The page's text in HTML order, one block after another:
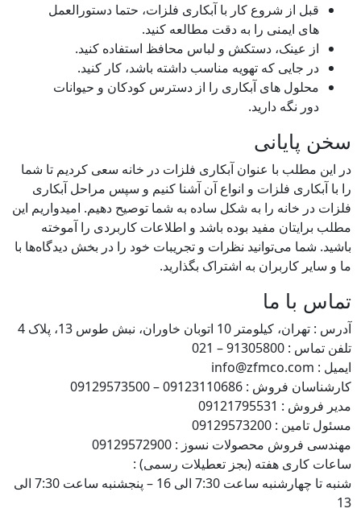
از شروع کار با آبکاری فلزات، حتما دستورالعمل
ایمنی را به دقت مطالعه کنید.
عینک، دستکش و لباس محافظ استفاده کنید.
جایی که تهویه مناسب داشته باشد، کار کنید.
های آبکاری را از دسترس کودکان و حیوانات
نگه دارید.
با عنوان آبکاری فلزات در خانه سعی کردیم تا شما
فلزات و انواع آن آشنا کنیم و سپس مراحل آبکاری
خانه را به شکل ساده به شما توصیح دهیم. امیدواریم این
مفید بوده باشد و اطلاعات کاربردی را آموخته
می‌توانید نظرات و تجریبات خود را در بخش دیدگاه‌ها با
کاربران به اشتراک بگذارید.
ما
10 اتوبان خاوران، نبش طوس 13، پلاک 4
– 021
– 09129573500
09129573200
محصولات نسوز : 09129572900
هفته (بجز تعطیلات رسمی) :
شنبه تا چهارشنبه ساعت 7:30 الی 16 – پنجشنبه ساعت 7:30 الی